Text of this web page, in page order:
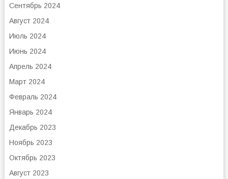
Сентябрь 2024
Август 2024
Июль 2024
Июнь 2024
Апрель 2024
Март 2024
Февраль 2024
Январь 2024
Декабрь 2023
Ноябрь 2023
Октябрь 2023
Август 2023